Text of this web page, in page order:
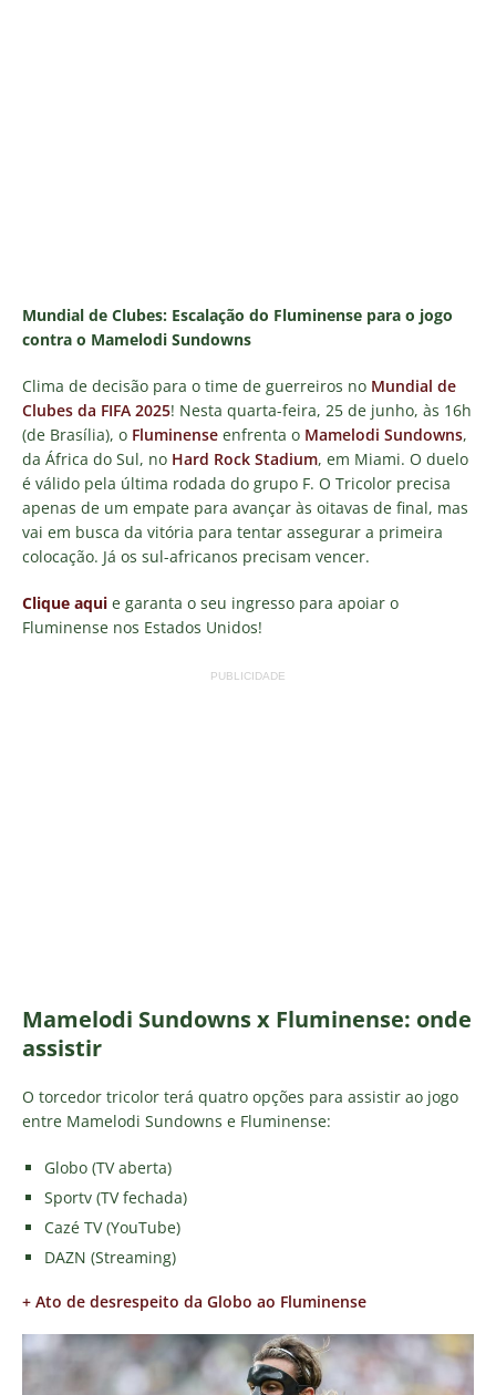
Mundial de Clubes: Escalação do Fluminense para o jogo
contra o Mamelodi Sundowns
Clima de decisão para o time de guerreiros no Mundial de
Clubes da FIFA 2025! Nesta quarta-feira, 25 de junho, às 16h
(de Brasília), o Fluminense enfrenta o Mamelodi Sundowns,
da África do Sul, no Hard Rock Stadium, em Miami. O duelo
é válido pela última rodada do grupo F. O Tricolor precisa
apenas de um empate para avançar às oitavas de final, mas
vai em busca da vitória para tentar assegurar a primeira
colocação. Já os sul-africanos precisam vencer.
Clique aqui e garanta o seu ingresso para apoiar o
Fluminense nos Estados Unidos!
PUBLICIDADE
Mamelodi Sundowns x Fluminense: onde
assistir
O torcedor tricolor terá quatro opções para assistir ao jogo
entre Mamelodi Sundowns e Fluminense:
Globo (TV aberta)
Sportv (TV fechada)
Cazé TV (YouTube)
DAZN (Streaming)
+ Ato de desrespeito da Globo ao Fluminense